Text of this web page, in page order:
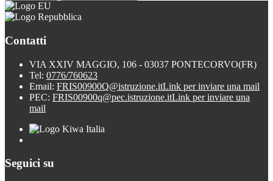
Contatti
VIA XXIV MAGGIO, 106 - 03037 PONTECORVO(FR)
Tel: 0776/760623
Email: FRIS00900Q@istruzione.itLink per inviare una mail
PEC: FRIS00900q@pec.istruzione.itLink per inviare una
mail
Seguici su